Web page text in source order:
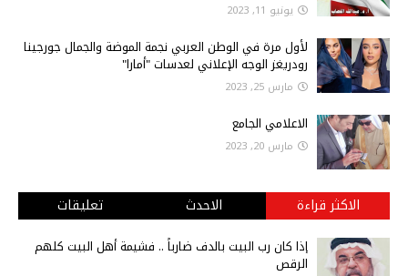
يونيو 11, 2023
لأول مرة في الوطن العربي نجمة الموضة والجمال جورجينا
رودريغز الوجه الإعلاني لعدسات "أمارا"
مارس 25, 2023
الاعلامي الجامع
مارس 20, 2023
الاكثر قراءة الاحدث تعليقات
إذا كان رب البيت بالدف ضارباً .. فشيمة أهل البيت كلهم
الرقص